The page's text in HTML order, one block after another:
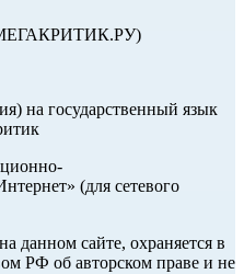
на государственный язык
(для сетевого
данном сайте, охраняется в
РФ об авторском праве и не